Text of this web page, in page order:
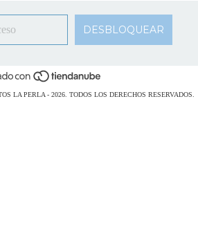
LA PERLA - 2026. TODOS LOS DERECHOS RESERVADOS.